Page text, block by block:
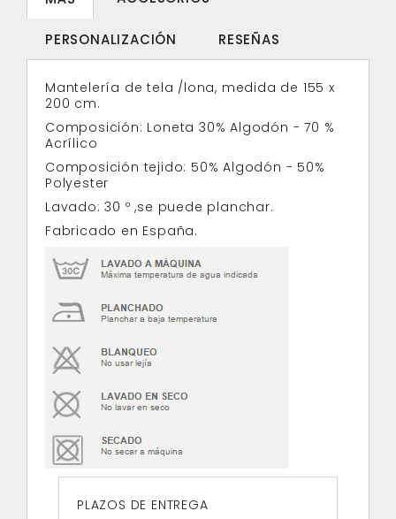
PERSONALIZACIÓN RESEÑAS
Mantelería de tela /lona, medida de 155 x
200 cm.
Composición: Loneta 30% Algodón - 70 %
Acrílico
Composición tejido: 50% Algodón - 50%
Polyester
Lavado: 30 º ,se puede planchar.
Fabricado en España.
PLAZOS DE ENTREGA